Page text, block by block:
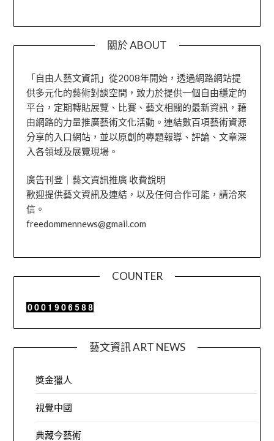
關於 ABOUT
「自由人藝文資訊」從2008年開始，透過網路網站提
供多元化的藝術對談空間，致力於提供一個自由穩定的
平台，定期轉貼展覽、比賽、藝文相關的最新資訊，藉
由網路的力量推廣藝術文化活動。連結數百項藝術資源
分享的入口網站，並以原創的專題報導、評論、文章深
入各領域及展覽現場。
廣告刊登｜藝文資訊推廣 收費說明
歡迎提供藝文資訊及連結，以及任何合作可能，請洽來
信。
freedommennews@gmail.com
COUNTER
藝文資訊 ART NEWS
獎金獵人
視覺中國
典藏今藝術